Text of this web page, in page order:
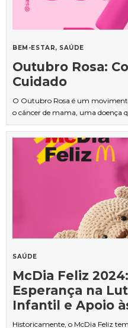
BEM-ESTAR SAÚDE
Outubro Rosa:
Cuidado
O Outubro Rosa é um
o câncer de mama, uma doença
SAÚDE
McDia Feliz
Esperança na
Infantil e Apoio
Historicamente, o McDia Feliz